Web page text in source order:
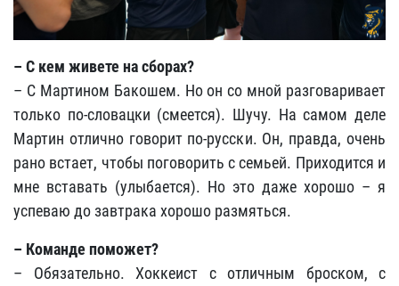
– С кем живете на сборах?
– С Мартином Бакошем. Но он со мной разговаривает
только по-словацки (смеется). Шучу. На самом деле
Мартин отлично говорит по-русски. Он, правда, очень
рано встает, чтобы поговорить с семьей. Приходится и
мне вставать (улыбается). Но это даже хорошо – я
успеваю до завтрака хорошо размяться.
– Команде поможет?
– Обязательно. Хоккеист с отличным броском, с